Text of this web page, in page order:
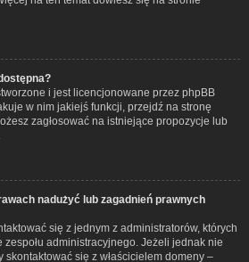
i jest licencjonowane przez phpBB
w nim jakiejś funkcji, przejdź na stronę
zagłosować na istniejące propozycje lub
nadużyć lub zagadnień prawnych
się z jednym z administratorów, których
administracyjnego. Jeżeli jednak nie
się z właścicielem domeny –